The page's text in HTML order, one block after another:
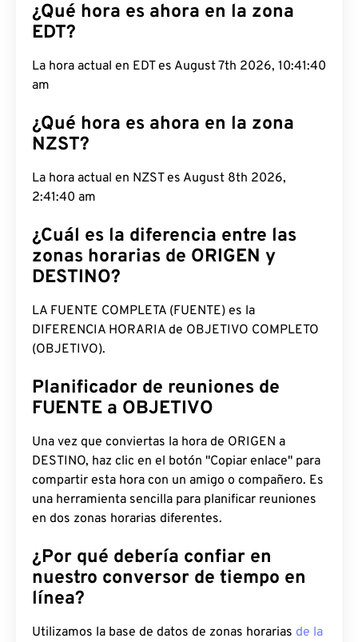
¿Qué hora es ahora en la zona
EDT?
La hora actual en EDT es August 7th 2026, 10:41:41
am
¿Qué hora es ahora en la zona
NZST?
La hora actual en NZST es August 8th 2026,
2:41:41 am
¿Cuál es la diferencia entre las
zonas horarias de ORIGEN y
DESTINO?
LA FUENTE COMPLETA (FUENTE) es la
DIFERENCIA HORARIA de OBJETIVO COMPLETO
(OBJETIVO).
Planificador de reuniones de
FUENTE a OBJETIVO
Una vez que conviertas la hora de ORIGEN a
DESTINO, haz clic en el botón "Copiar enlace" para
compartir esta hora con un amigo o compañero. Es
una herramienta sencilla para planificar reuniones
en dos zonas horarias diferentes.
¿Por qué debería confiar en
nuestro conversor de tiempo en
línea?
Utilizamos la base de datos de zonas horarias de la